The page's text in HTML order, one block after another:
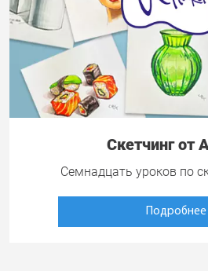
Скетчинг от
Семнадцать уроков по
Подробнее